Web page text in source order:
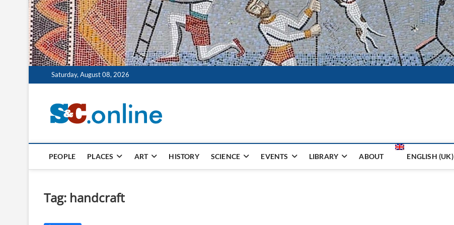
Saturday, August 08, 2026
PEOPLE PLACES ART HISTORY SCIENCE EVENTS LIBRARY ABOUT ENGLISH (UK)
Tag: handcraft